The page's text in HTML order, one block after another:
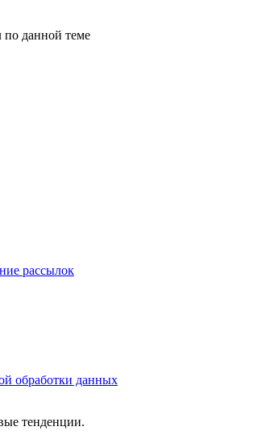
по данной теме
рассылок
обработки данных
тенденции.